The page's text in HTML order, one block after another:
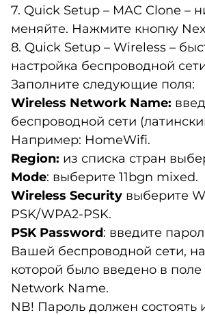
7. Quick Setup – MAC Clone –
меняйте. Нажмите кнопку
8. Quick Setup – Wireless –
настройка беспроводной
Заполните следующие поля:
Wireless Network Name:
беспроводной сети
Например: HomeWifi.
Region: из списка стран
Mode: выберите 11bgn mixed.
Wireless Security выберите
PSK/WPA2-PSK.
PSK Password: введите
Вашей беспроводной сети,
которой было введено в
Network Name.
NB! Пароль должен состоять